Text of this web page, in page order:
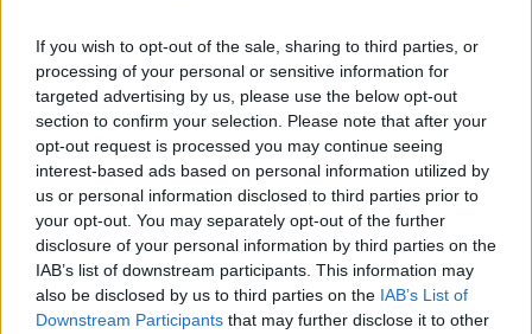
If you wish to opt-out of the sale, sharing to third parties, or
processing of your personal or sensitive information for
targeted advertising by us, please use the below opt-out
section to confirm your selection. Please note that after your
opt-out request is processed you may continue seeing
interest-based ads based on personal information utilized by
us or personal information disclosed to third parties prior to
your opt-out. You may separately opt-out of the further
disclosure of your personal information by third parties on the
IAB’s list of downstream participants. This information may
also be disclosed by us to third parties on the IAB’s List of
Downstream Participants that may further disclose it to other
Petrolio in calo: Brent a 88.9 dollari, ribassi diffusi tra le
materie prime
Andrea Innocenti · 6 Ago 2026
NEWS